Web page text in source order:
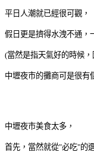
平日人潮就已經很可觀，
假日更是擠得水洩不通，
(當然是指天氣好的時候
中壢夜市的攤商可是很有
中壢夜市美食太多，
首先，當然就從"必吃"的